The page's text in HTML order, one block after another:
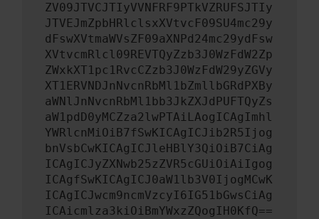
ZV09JTVCJTIyVVNFRF9PTkVZRUFSJTIy
JTVEJmZpbHRlclsxXVtvcF09SU4mc29y
dFswXVtmaWVsZF09aXNPd24mc29ydFsw
XVtvcmRlcl09REVTQyZzb3J0WzFdW2Zp
ZWxkXT1pc1RvcCZzb3J0WzFdW29yZGVy
XT1ERVNDJnNvcnRbMl1bZmllbGRdPXBy
aWNlJnNvcnRbMl1bb3JkZXJdPUFTQyZs
aW1pdD0yMCZza2lwPTAiLAogICAgImhl
YWRlcnMiOiB7fSwKICAgICJib2R5Ijog
bnVsbCwKICAgICJleHBlY3QiOiB7CiAg
ICAgICJyZXNwb25zZVR5cGUiOiAiIgog
ICAgfSwKICAgICJ0aW1lb3V0IjogMCwK
ICAgICJwcm9ncmVzcyI6IG51bGwsCiAg
ICAicmlza3kiOiBmYWxzZQogIH0KfQ==